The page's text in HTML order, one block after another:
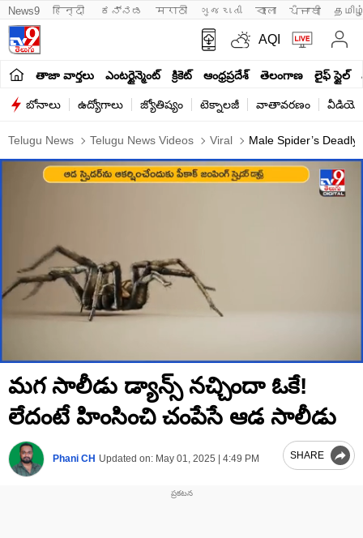
News9 हिन्दी ಕನ್ನಡ मराठी ગુજરાતી বাংলা ਪੰਜਾਬੀ
AQI
తాజా వార్తలు ఎంటర్టైన్మెంట్ క్రికెట్ ఆంధ్రప్రదేశ్ తెలంగాణ లైఫ్ స్టైల్
బోనాలు ఉద్యోగాలు జ్యోతిష్యం టెక్నాలజీ వాతావరణం
Telugu News Telugu News Videos Viral Male Spider’s
seconds
of
minutes,
seconds
మగ సాలీడు డ్యాన్స్‌ నచ్చిందా ఓకే!
లేదంటే హింసించి చంపేసే ఆడ సాలీడు
Phani CH Updated on: May 01, 2025 | 4:49 PM SHARE